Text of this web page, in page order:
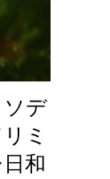
デ
ミ
和